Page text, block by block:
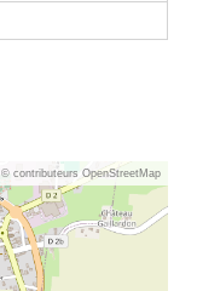
© contributeurs OpenStreetMap